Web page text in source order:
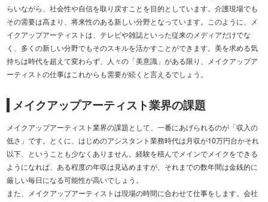
らいながら、社会性や自信を取り戻すことを目的としています。介護現場でも
その需要は高まり、将来性のある新しい分野となっています。このように、メ
イクアップアーティストは、テレビや雑誌といった従来のメディアだけでな
く、多くの新しい分野でもそのスキルを活かすことができます。美を求める気
持ちは時代を超えて変わらず、人々の「美意識」がある限り、メイクアップア
ーティストの仕事はこれからも需要が続くと言えるでしょう。
メイクアップアーティスト業界の課題
メイクアップアーティスト業界の課題として、一番にあげられるのが「収入の
低さ」です。とくに、はじめのアシスタント業務時代は月収が10万円台かそれ
以下、ということも少なくありません。経験を積んでメインでメイクをできる
ようになれば、ある程度の年収は見込めますが、それまでの数年間は金銭的に
厳しい毎日になる可能性が高いでしょう。
また、メイクアップアーティストは現場の時間に合わせて仕事をします。会社